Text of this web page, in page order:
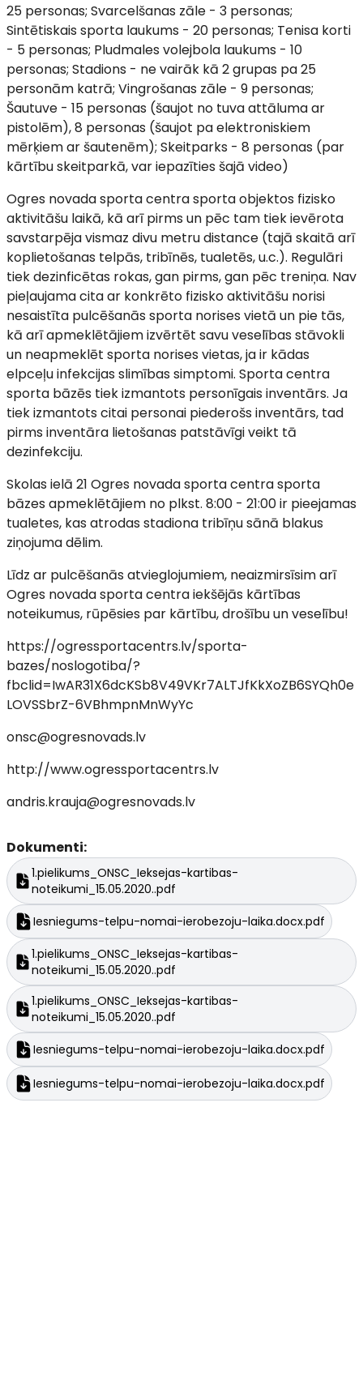
25 personas; Svarcelšanas zāle - 3 personas;
Sintētiskais sporta laukums - 20 personas; Tenisa korti
- 5 personas; Pludmales volejbola laukums - 10
personas; Stadions - ne vairāk kā 2 grupas pa 25
personām katrā; Vingrošanas zāle - 9 personas;
Šautuve - 15 personas (šaujot no tuva attāluma ar
pistolēm), 8 personas (šaujot pa elektroniskiem
mērķiem ar šautenēm); Skeitparks - 8 personas (par
kārtību skeitparkā, var iepazīties šajā video)
Ogres novada sporta centra sporta objektos fizisko
aktivitāšu laikā, kā arī pirms un pēc tam tiek ievērota
savstarpēja vismaz divu metru distance (tajā skaitā arī
koplietošanas telpās, tribīnēs, tualetēs, u.c.). Regulāri
tiek dezinficētas rokas, gan pirms, gan pēc treniņa. Nav
pieļaujama cita ar konkrēto fizisko aktivitāšu norisi
nesaistīta pulcēšanās sporta norises vietā un pie tās,
kā arī apmeklētājiem izvērtēt savu veselības stāvokli
un neapmeklēt sporta norises vietas, ja ir kādas
elpceļu infekcijas slimības simptomi. Sporta centra
sporta bāzēs tiek izmantots personīgais inventārs. Ja
tiek izmantots citai personai piederošs inventārs, tad
pirms inventāra lietošanas patstāvīgi veikt tā
dezinfekciju.
Skolas ielā 21 Ogres novada sporta centra sporta
bāzes apmeklētājiem no plkst. 8:00 - 21:00 ir pieejamas
tualetes, kas atrodas stadiona tribīņu sānā blakus
ziņojuma dēlim.
Līdz ar pulcēšanās atvieglojumiem, neaizmirsīsim arī
Ogres novada sporta centra iekšējās kārtības
noteikumus, rūpēsies par kārtību, drošību un veselību!
https://ogressportacentrs.lv/sporta-
bazes/noslogotiba/?
fbclid=IwAR31X6dcKSb8V49VKr7ALTJfKkXoZB6SYQh0e
LOVSSbrZ-6VBhmpnMnWyYc
onsc@ogresnovads.lv
http://www.ogressportacentrs.lv
andris.krauja@ogresnovads.lv
Dokumenti:
1.pielikums_ONSC_Ieksejas-kartibas-
noteikumi_15.05.2020..pdf
Iesniegums-telpu-nomai-ierobezoju-laika.docx.pdf
1.pielikums_ONSC_Ieksejas-kartibas-
noteikumi_15.05.2020..pdf
1.pielikums_ONSC_Ieksejas-kartibas-
noteikumi_15.05.2020..pdf
Iesniegums-telpu-nomai-ierobezoju-laika.docx.pdf
Iesniegums-telpu-nomai-ierobezoju-laika.docx.pdf